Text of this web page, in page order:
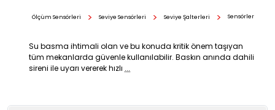
Ölçüm Sensörleri Seviye Sensörleri Seviye Şalterleri Sensörler
Su basma ihtimali olan ve bu konuda kritik önem taşıyan
tüm mekanlarda güvenle kullanılabilir. Baskın anında dahili
sireni ile uyarı vererek hızlı ...